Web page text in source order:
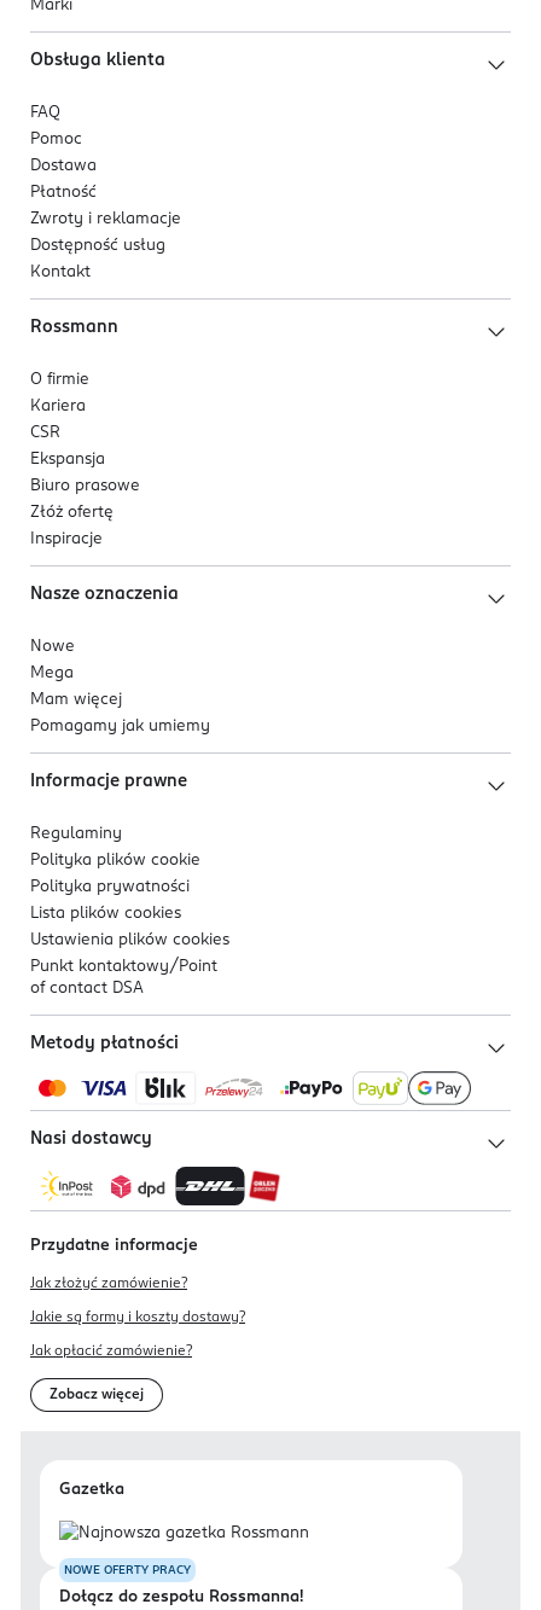
Marki
Obsługa klienta
FAQ
Pomoc
Dostawa
Płatność
Zwroty i reklamacje
Dostępność usług
Kontakt
Rossmann
O firmie
Kariera
CSR
Ekspansja
Biuro prasowe
Złóż ofertę
Inspiracje
Nasze oznaczenia
Nowe
Mega
Mam więcej
Pomagamy jak umiemy
Informacje prawne
Regulaminy
Polityka plików cookie
Polityka prywatności
Lista plików cookies
Ustawienia plików cookies
Punkt kontaktowy/ Point
of contact DSA
Metody płatności
Nasi dostawcy
Przydatne informacje
Jak złożyć zamówienie?
Jakie są formy i koszty dostawy?
Jak opłacić zamówienie?
Zobacz więcej
Gazetka
NOWE OFERTY PRACY
Dołącz do zespołu Rossmanna!